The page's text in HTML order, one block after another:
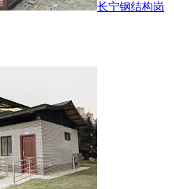
长宁钢结构岗